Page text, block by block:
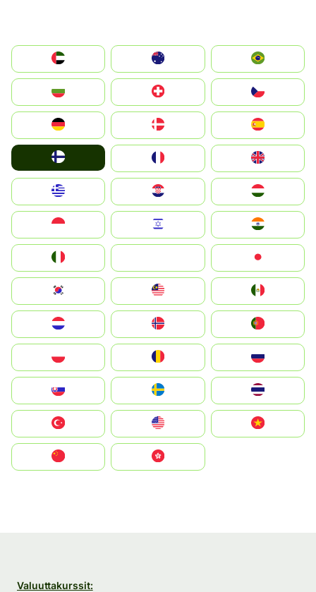
الإمارات العربية المتحدة
Switzerland
Deutschland
United Kingdom
Magyarország
South Korea
United States
中國香港特別行政區
Valuuttakurssit: